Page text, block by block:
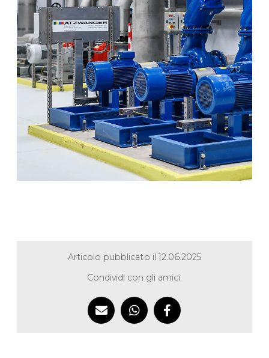
Articolo pubblicato il 12.06.2025
Condividi con gli amici: